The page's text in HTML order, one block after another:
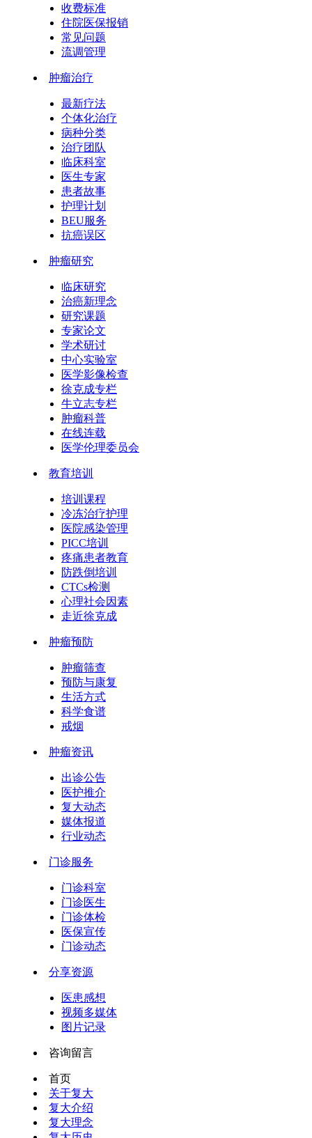
收费标准
住院医保报销
常见问题
流调管理
肿瘤治疗
最新疗法
个体化治疗
病种分类
治疗团队
临床科室
医生专家
患者故事
护理计划
BEU服务
抗癌误区
肿瘤研究
临床研究
治癌新理念
研究课题
专家论文
学术研讨
中心实验室
医学影像检查
徐克成专栏
牛立志专栏
肿瘤科普
在线连载
医学伦理委员会
教育培训
培训课程
冷冻治疗护理
医院感染管理
PICC培训
疼痛患者教育
防跌倒培训
CTCs检测
心理社会因素
走近徐克成
肿瘤预防
肿瘤筛查
预防与康复
生活方式
科学食谱
戒烟
肿瘤资讯
出诊公告
医护推介
复大动态
媒体报道
行业动态
门诊服务
门诊科室
门诊医生
门诊体检
医保宣传
门诊动态
分享资源
医患感想
视频多媒体
图片记录
咨询留言
首页
关于复大
复大介绍
复大理念